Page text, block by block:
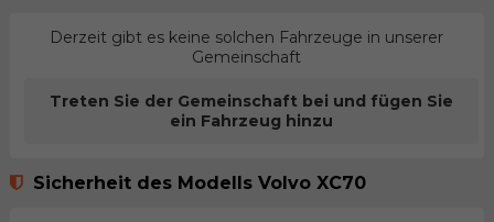
Derzeit gibt es keine solchen Fahrzeuge in unserer
Gemeinschaft
Treten Sie der Gemeinschaft bei und fügen Sie
ein Fahrzeug hinzu
Sicherheit des Modells Volvo XC70